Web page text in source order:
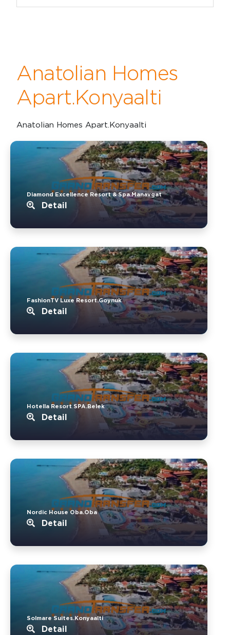
Anatolian Homes
Apart.Konyaalti
Anatolian Homes Apart.Konyaalti
Diamond Excellence Resort & Spa.Manavgat
Detail
FashionTV Luxe Resort.Goynuk
Detail
Hotella Resort SPA.Belek
Detail
Nordic House Oba.Oba
Detail
Solmare Suites.Konyaalti
Detail